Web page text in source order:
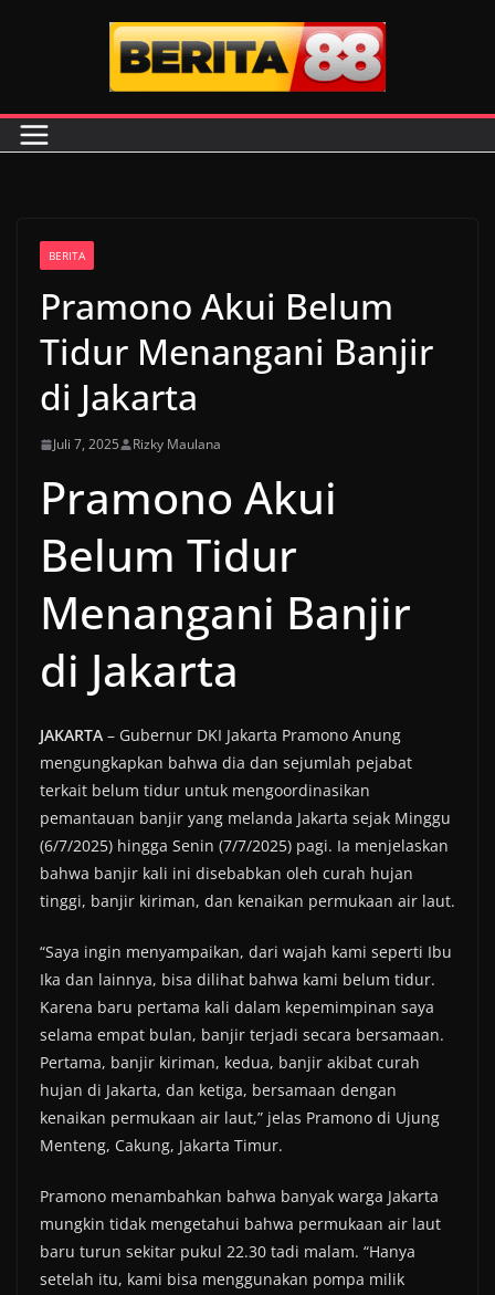
BERITA
Pramono Akui Belum
Tidur Menangani Banjir
di Jakarta
Juli 7, 2025 Rizky Maulana
Pramono Akui
Belum Tidur
Menangani Banjir
di Jakarta
JAKARTA – Gubernur DKI Jakarta Pramono Anung
mengungkapkan bahwa dia dan sejumlah pejabat
terkait belum tidur untuk mengoordinasikan
pemantauan banjir yang melanda Jakarta sejak Minggu
(6/7/2025) hingga Senin (7/7/2025) pagi. Ia menjelaskan
bahwa banjir kali ini disebabkan oleh curah hujan
tinggi, banjir kiriman, dan kenaikan permukaan air laut.
“Saya ingin menyampaikan, dari wajah kami seperti Ibu
Ika dan lainnya, bisa dilihat bahwa kami belum tidur.
Karena baru pertama kali dalam kepemimpinan saya
selama empat bulan, banjir terjadi secara bersamaan.
Pertama, banjir kiriman, kedua, banjir akibat curah
hujan di Jakarta, dan ketiga, bersamaan dengan
kenaikan permukaan air laut,” jelas Pramono di Ujung
Menteng, Cakung, Jakarta Timur.
Pramono menambahkan bahwa banyak warga Jakarta
mungkin tidak mengetahui bahwa permukaan air laut
baru turun sekitar pukul 22.30 tadi malam. “Hanya
setelah itu, kami bisa menggunakan pompa milik